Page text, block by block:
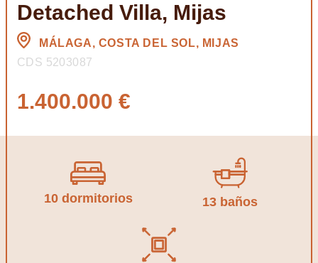
Detached Villa, Mijas
MÁLAGA, COSTA DEL SOL, MIJAS
CDS 5203087
1.400.000 €
10 dormitorios 13 baños